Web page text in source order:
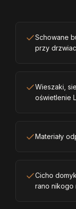
Schowane
przy
Wieszaki,
oświetlenie
Materiały
Cicho
rano nikogo